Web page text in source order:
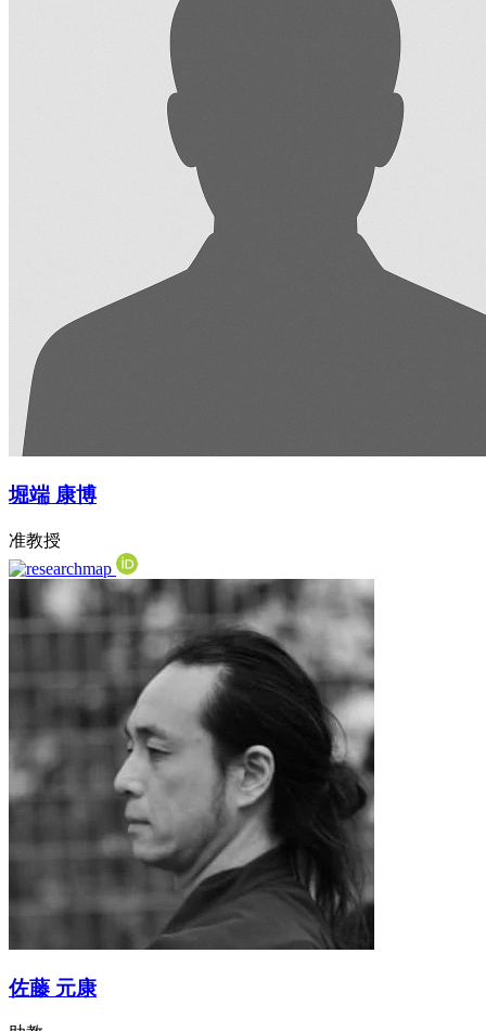
堀端 康博
准教授
佐藤 元康